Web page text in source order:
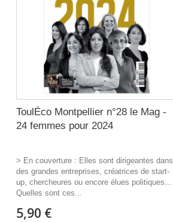
ToulÉco Montpellier n°28 le Mag -
24 femmes pour 2024
> En couverture : Elles sont dirigeantes dans
des grandes entreprises, créatrices de start-
up, chercheures ou encore élues politiques...
Quelles sont ces...
5,90 €